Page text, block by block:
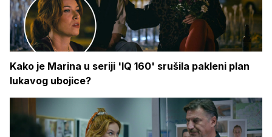
Kako je Marina u seriji 'IQ 160' srušila pakleni plan
lukavog ubojice?